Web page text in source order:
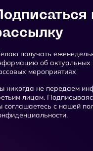
получать
об актуальных
мероприятиях
никогда не передаем
лицам.
соглашаетесь с нашей